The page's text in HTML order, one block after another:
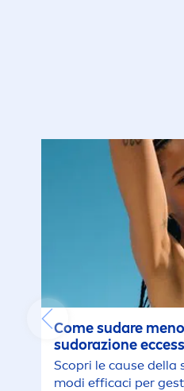
Come sudare men
sudorazione
Scopri le cause della
modi efficaci per